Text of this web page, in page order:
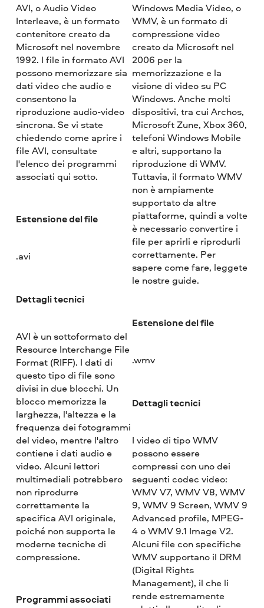
AVI, o Audio Video
Interleave, è un formato
contenitore creato da
Microsoft nel novembre
1992. I file in formato AVI
possono memorizzare sia
dati video che audio e
consentono la
riproduzione audio-video
sincrona. Se vi state
chiedendo come aprire i
file AVI, consultate
l'elenco dei programmi
associati qui sotto.
Estensione del file
.avi
Dettagli tecnici
AVI è un sottoformato del
Resource Interchange File
Format (RIFF). I dati di
questo tipo di file sono
divisi in due blocchi. Un
blocco memorizza la
larghezza, l'altezza e la
frequenza dei fotogrammi
del video, mentre l'altro
contiene i dati audio e
video. Alcuni lettori
multimediali potrebbero
non riprodurre
correttamente la
specifica AVI originale,
poiché non supporta le
moderne tecniche di
compressione.
Programmi associati
Windows Media Video, o
WMV, è un formato di
compressione video
creato da Microsoft nel
2006 per la
memorizzazione e la
visione di video su PC
Windows. Anche molti
dispositivi, tra cui Archos,
Microsoft Zune, Xbox 360,
telefoni Windows Mobile
e altri, supportano la
riproduzione di WMV.
Tuttavia, il formato WMV
non è ampiamente
supportato da altre
piattaforme, quindi a volte
è necessario convertire i
file per aprirli e riprodurli
correttamente. Per
sapere come fare, leggete
le nostre guide.
Estensione del file
.wmv
Dettagli tecnici
I video di tipo WMV
possono essere
compressi con uno dei
seguenti codec video:
WMV V7, WMV V8, WMV
9, WMV 9 Screen, WMV 9
Advanced profile, MPEG-
4 o WMV 9.1 Image V2.
Alcuni file con specifiche
WMV supportano il DRM
(Digital Rights
Management), il che li
rende estremamente